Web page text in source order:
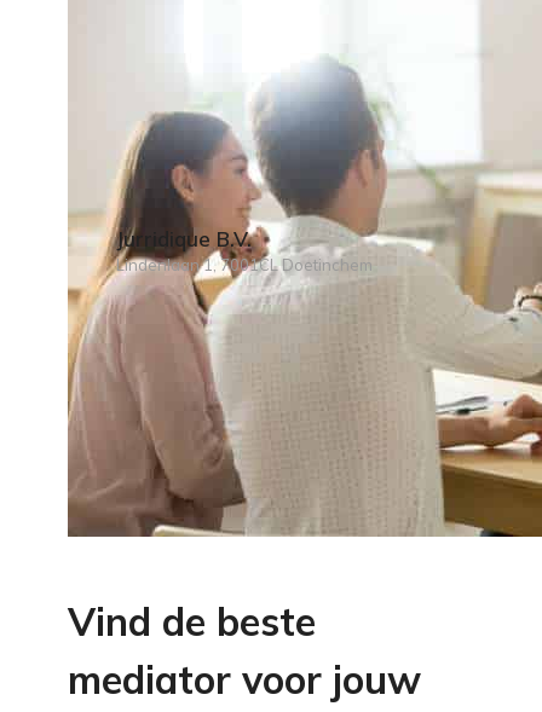
Jurridique B.V.
Lindenlaan 1, 7001CL Doetinchem
Vind de beste
mediator voor jouw